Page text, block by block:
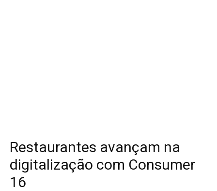
Restaurantes avançam na
digitalização com Consumer
16